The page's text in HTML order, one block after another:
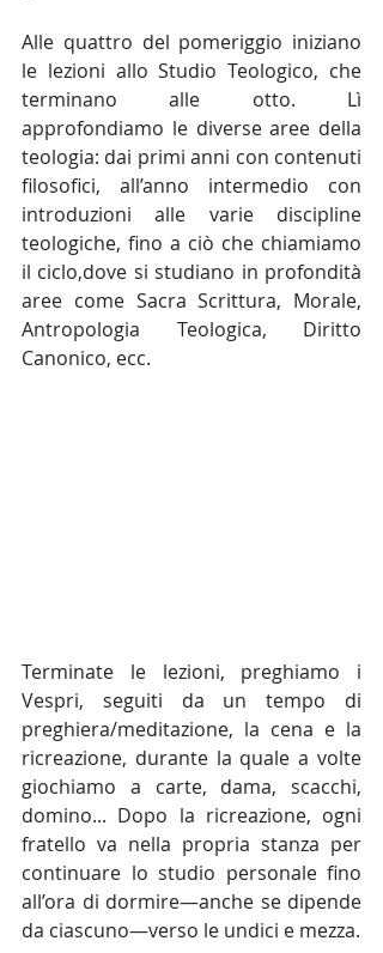
Alle quattro del pomeriggio iniziano
le lezioni allo Studio Teologico, che
terminano alle otto. Lì
approfondiamo le diverse aree della
teologia: dai primi anni con contenuti
filosofici, all’anno intermedio con
introduzioni alle varie discipline
teologiche, fino a ciò che chiamiamo
il ciclo,dove si studiano in profondità
aree come Sacra Scrittura, Morale,
Antropologia Teologica, Diritto
Canonico, ecc.
Terminate le lezioni, preghiamo i
Vespri, seguiti da un tempo di
preghiera/meditazione, la cena e la
ricreazione, durante la quale a volte
giochiamo a carte, dama, scacchi,
domino... Dopo la ricreazione, ogni
fratello va nella propria stanza per
continuare lo studio personale fino
all’ora di dormire—anche se dipende
da ciascuno—verso le undici e mezza.